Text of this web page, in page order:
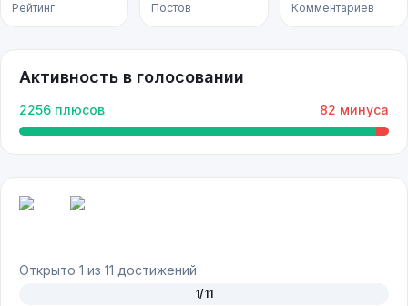
Рейтинг Постов Комментариев
Активность в голосовании
2256 плюсов 82 минуса
Открыто 1 из 11 достижений
1/11